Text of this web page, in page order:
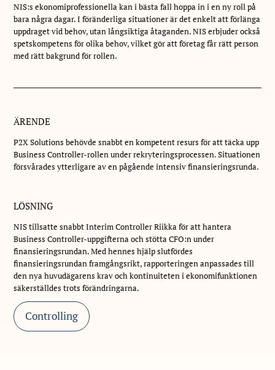
ÄRENDE
P2X Solutions behövde snabbt en kompetent resurs för att täcka upp
Business Controller-rollen under rekryteringsprocessen. Situationen
försvårades ytterligare av en pågående intensiv finansieringsrunda.
LÖSNING
NIS tillsatte snabbt Interim Controller Riikka för att hantera
Business Controller-uppgifterna och stötta CFO:n under
finansieringsrundan. Med hennes hjälp slutfördes
finansieringsrundan framgångsrikt, rapporteringen anpassades till
den nya huvudägarens krav och kontinuiteten i ekonomifunktionen
säkerställdes trots förändringarna.
Controlling
NIS:s ekonomiprofessionella kan i bästa fall hoppa in i en ny roll på
bara några dagar. I föränderliga situationer är det enkelt att förlänga
uppdraget vid behov, utan långsiktiga åtaganden. NIS erbjuder också
spetskompetens för olika behov, vilket gör att företag får rätt person
med rätt bakgrund för rollen.